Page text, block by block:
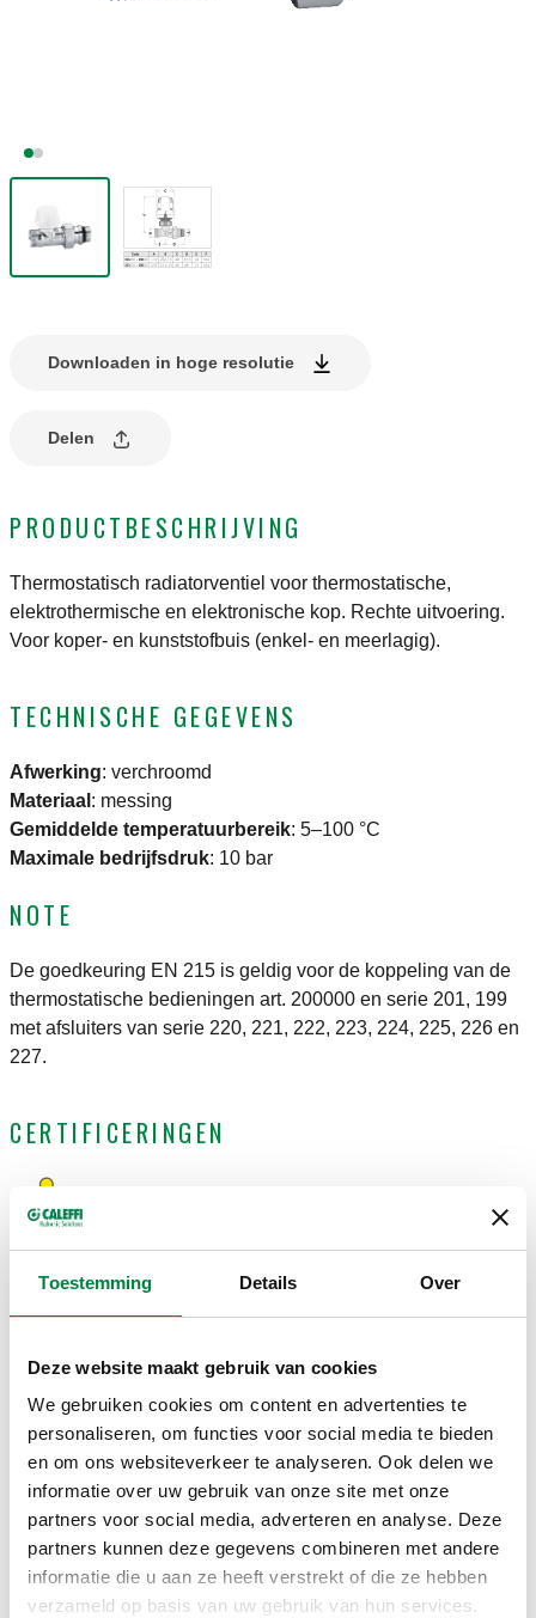
Toestemming Details Over
Deze website maakt gebruik van cookies
We gebruiken cookies om content en advertenties te
personaliseren, om functies voor social media te bieden
en om ons websiteverkeer te analyseren. Ook delen we
informatie over uw gebruik van onze site met onze
partners voor social media, adverteren en analyse. Deze
partners kunnen deze gegevens combineren met andere
informatie die u aan ze heeft verstrekt of die ze hebben
verzameld op basis van uw gebruik van hun services.
Downloaden in hoge resolutie
Delen
PRODUCTBESCHRIJVING
Thermostatisch radiatorventiel voor thermostatische,
elektrothermische en elektronische kop. Rechte uitvoering.
Voor koper- en kunststofbuis (enkel- en meerlagig).
TECHNISCHE GEGEVENS
Afwerking: verchroomd
Materiaal : messing
Gemiddelde temperatuurbereik: 5–100 °C
Maximale bedrijfsdruk: 10 bar
NOTE
De goedkeuring EN 215 is geldig voor de koppeling van de
thermostatische bedieningen art. 200000 en serie 201, 199
met afsluiters van serie 220, 221, 222, 223, 224, 225, 226 en
227.
CERTIFICERINGEN
TEKENINGEN EN SPECIFICATIES
Artikelnummer Radiatoraansluiting Leidingaansluiting Kvs
223302
G 3/8" A (ISO
228-1) M
einduitgang,
rechte
aansluiting
23 p. 1,5
ingang, rechte
aansluiting
1,09
m³/h